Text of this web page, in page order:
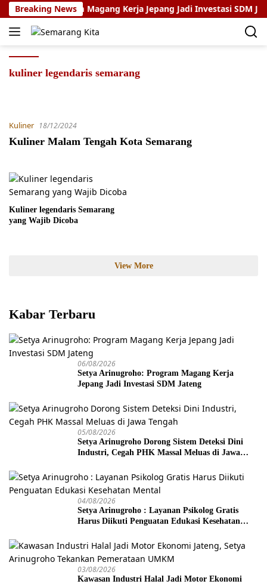
Skip
to
content
Breaking News
Program Magang Kerja Jepang Jadi Investasi SDM
kuliner legendaris semarang
Kuliner 18/12/2024
Kuliner Malam Tengah Kota Semarang
Kuliner legendaris Semarang
yang Wajib Dicoba
View More
Kabar Terbaru
06/08/2026
Setya Arinugroho: Program Magang Kerja
Jepang Jadi Investasi SDM Jateng
05/08/2026
Setya Arinugroho Dorong Sistem Deteksi Dini
Industri, Cegah PHK Massal Meluas di Jawa
04/08/2026
Setya Arinugroho : Layanan Psikolog Gratis
Harus Diikuti Penguatan Edukasi Kesehatan
03/08/2026
Kawasan Industri Halal Jadi Motor Ekonomi